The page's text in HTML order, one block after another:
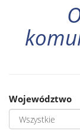
Województwo